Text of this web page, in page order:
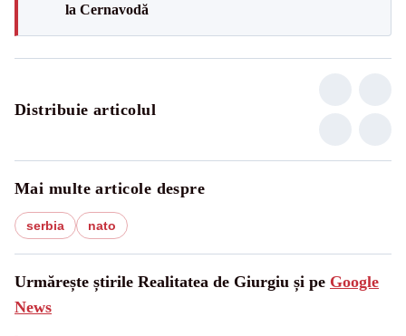
la Cernavodă
Distribuie articolul
Mai multe articole despre
serbia nato
Urmărește știrile Realitatea de Giurgiu și pe Google
News